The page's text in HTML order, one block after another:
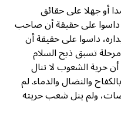
أو جهلا على حقائق
داسوا على حقيقة أن صاحب
داسوا على حقيقة أن
تسبق ذبح السلام
حرية الشعوب لا تنال
والنضال والدماء. لم
ولم ينل شعب حريته